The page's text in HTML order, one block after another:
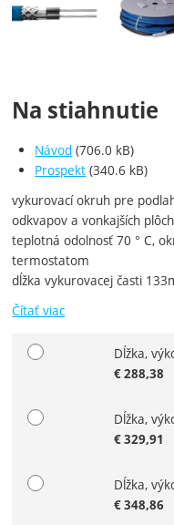
Na stiahnutie
Návod (706.0 kB)
Prospekt (340.6 kB)
vykurovací okruh pre
odkvapov a vonkajších plôch
teplotná odolnosť 70 ° C,
termostatom
dĺžka vykurovacej časti
Čítať viac
Zvoľte variant
Dĺžka,
€288,38
Dĺžka,
€329,91
Dĺžka,
€348,86